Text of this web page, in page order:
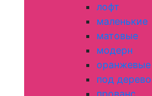
лофт
маленькие
матовые
модерн
оранжевые
под дерево